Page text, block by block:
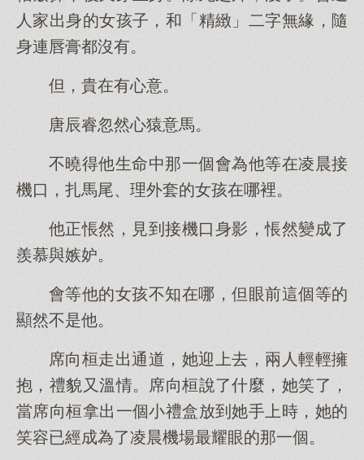
人家出身的女孩子，和「精緻」二字無緣，隨
身連唇膏都沒有。
但，貴在有心意。
唐辰睿忽然心猿意馬。
不曉得他生命中那一個會為他等在凌晨接
機口，扎馬尾、理外套的女孩在哪裡。
他正悵然，見到接機口身影，悵然變成了
羨慕與嫉妒。
會等他的女孩不知在哪，但眼前這個等的
顯然不是他。
席向桓走出通道，她迎上去，兩人輕輕擁
抱，禮貌又溫情。席向桓說了什麼，她笑了，
當席向桓拿出一個小禮盒放到她手上時，她的
笑容已經成為了凌晨機場最耀眼的那一個。